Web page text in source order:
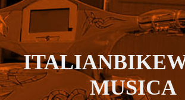
MUSICA